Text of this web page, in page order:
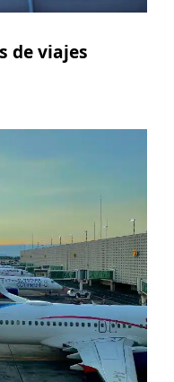
de viajes